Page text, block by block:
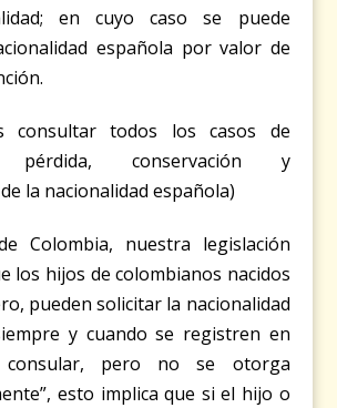
en cuyo caso se puede
española por valor de
consultar todos los casos de
pérdida, conservación y
la nacionalidad española)
Colombia, nuestra legislación
los hijos de colombianos nacidos
pueden solicitar la nacionalidad
y cuando se registren en
consular, pero no se otorga
esto implica que si el hijo o